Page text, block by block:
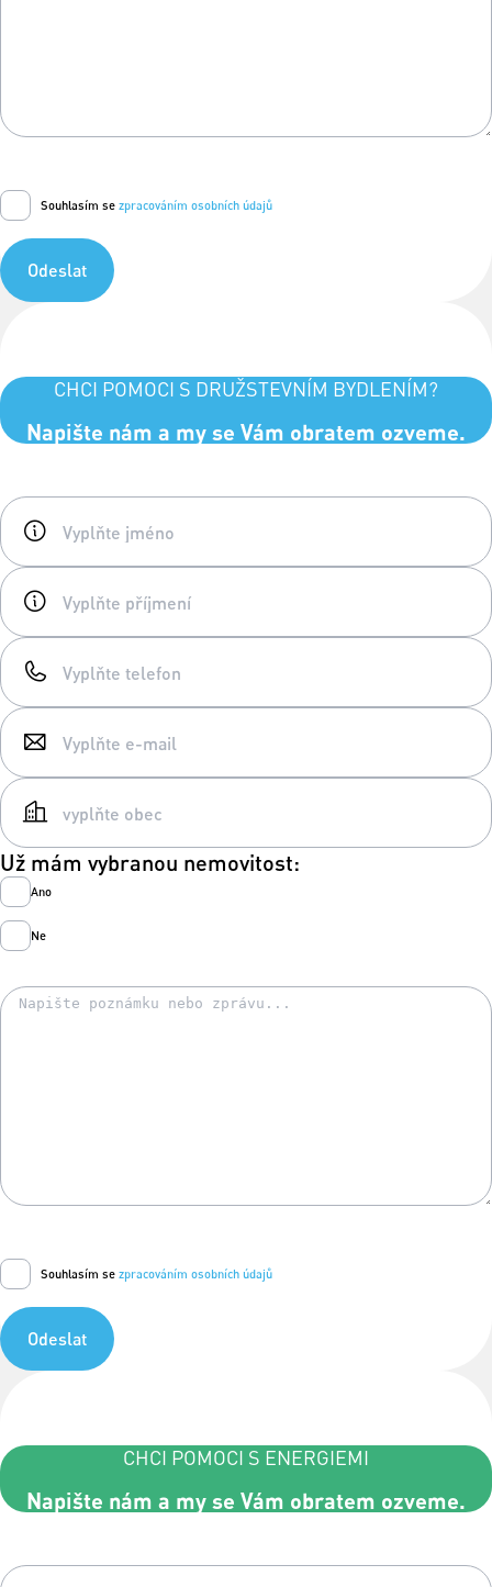
Souhlasím se zpracováním osobních údajů
Odeslat
CHCI POMOCI S DRUŽSTEVNÍM BYDLENÍM?
Napište nám a my se Vám obratem ozveme.
Už mám vybranou nemovitost:
Ano
Ne
Souhlasím se zpracováním osobních údajů
Odeslat
CHCI POMOCI S ENERGIEMI
Napište nám a my se Vám obratem ozveme.